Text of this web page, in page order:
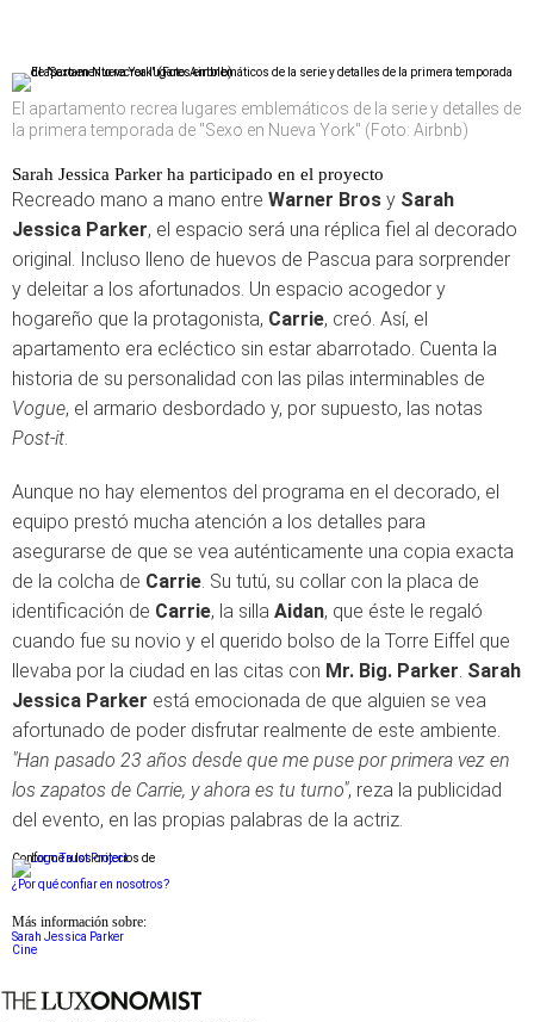
El apartamento recrea lugares emblemáticos de la serie y detalles de
la primera temporada de "Sexo en Nueva York" (Foto: Airbnb)
Sarah Jessica Parker ha participado en el proyecto
Recreado mano a mano entre Warner Bros y Sarah
Jessica Parker, el espacio será una réplica fiel al decorado
original. Incluso lleno de huevos de Pascua para sorprender
y deleitar a los afortunados. Un espacio acogedor y
hogareño que la protagonista, Carrie, creó. Así, el
apartamento era ecléctico sin estar abarrotado. Cuenta la
historia de su personalidad con las pilas interminables de
Vogue, el armario desbordado y, por supuesto, las notas
Post-it.
Aunque no hay elementos del programa en el decorado, el
equipo prestó mucha atención a los detalles para
asegurarse de que se vea auténticamente una copia exacta
de la colcha de Carrie. Su tutú, su collar con la placa de
identificación de Carrie, la silla Aidan, que éste le regaló
cuando fue su novio y el querido bolso de la Torre Eiffel que
llevaba por la ciudad en las citas con Mr. Big. Parker. Sarah
Jessica Parker está emocionada de que alguien se vea
afortunado de poder disfrutar realmente de este ambiente.
"Han pasado 23 años desde que me puse por primera vez en
los zapatos de Carrie, y ahora es tu turno", reza la publicidad
del evento, en las propias palabras de la actriz.
Conforme a los criterios de
¿Por qué confiar en nosotros?
Más información sobre:
Sarah Jessica Parker
Cine